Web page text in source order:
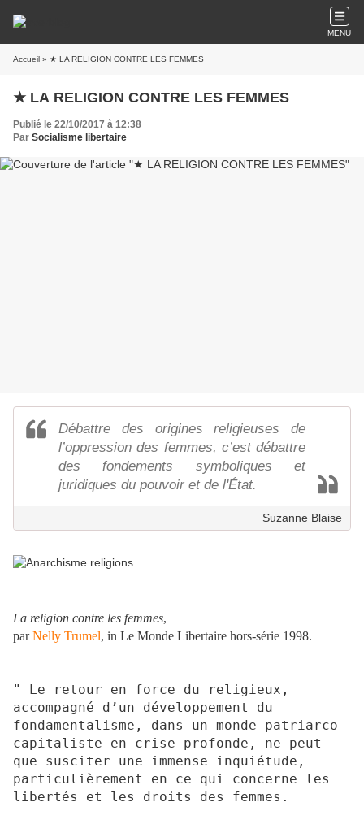
MENU
Accueil » ★ LA RELIGION CONTRE LES FEMMES
★ LA RELIGION CONTRE LES FEMMES
Publié le 22/10/2017 à 12:38
Par Socialisme libertaire
Débattre des origines religieuses de
l’oppression des femmes, c’est débattre
des fondements symboliques et
juridiques du pouvoir et de l'État.
Suzanne Blaise
La religion contre les femmes,
parNelly Trumel, in Le Monde Libertaire hors-série 1998.
" Le retour en force du religieux,
accompagné d’un développement du
fondamentalisme, dans un monde patriarco-
capitaliste en crise profonde, ne peut
que susciter une immense inquiétude,
particulièrement en ce qui concerne les
libertés et les droits des femmes.